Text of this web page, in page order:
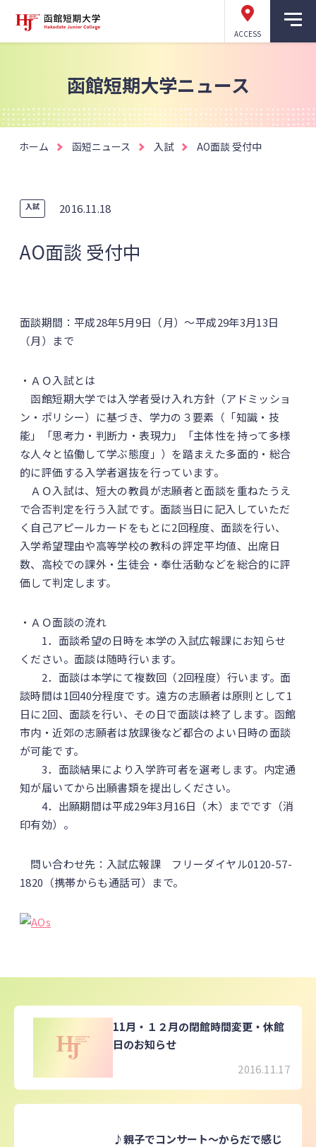
ACCESS
函館短期大学ニュース
ホーム 函短ニュース 入試 AO面談 受付中
入試 2016.11.18
AO面談 受付中
面談期間：平成28年5月9日（月）～平成29年3月13日
（月）まで
・ＡＯ入試とは
函館短期大学では入学者受け入れ方針（アドミッショ
ン・ポリシー）に基づき、学力の３要素（「知識・技
能」「思考力・判断力・表現力」「主体性を持って多様
な人々と協働して学ぶ態度」）を踏まえた多面的・総合
的に評価する入学者選抜を行っています。
ＡＯ入試は、短大の教員が志願者と面談を重ねたうえ
で合否判定を行う入試です。面談当日に記入していただ
く自己アピールカードをもとに2回程度、面談を行い、
入学希望理由や高等学校の教科の評定平均値、出席日
数、高校での課外・生徒会・奉仕活動などを総合的に評
価して判定します。
・ＡＯ面談の流れ
1．面談希望の日時を本学の入試広報課にお知らせ
ください。面談は随時行います。
2．面談は本学にて複数回（2回程度）行います。面
談時間は1回40分程度です。遠方の志願者は原則として1
日に2回、面談を行い、その日で面談は終了します。函館
市内・近郊の志願者は放課後など都合のよい日時の面談
が可能です。
3．面談結果により入学許可者を選考します。内定通
知が届いてから出願書類を提出しください。
4．出願期間は平成29年3月16日（木）までです（消
印有効）。
問い合わせ先：入試広報課 フリーダイヤル0120-57-
1820（携帯からも通話可）まで。
11月・１２月の閉館時間変更・休館
日のお知らせ
2016.11.17
♪親子でコンサート～からだで感じ